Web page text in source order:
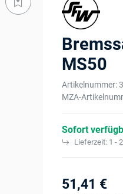
MS50
Artikelnummer:
MZA-
Sofort
Lieferzeit: 1 -
51,41 €